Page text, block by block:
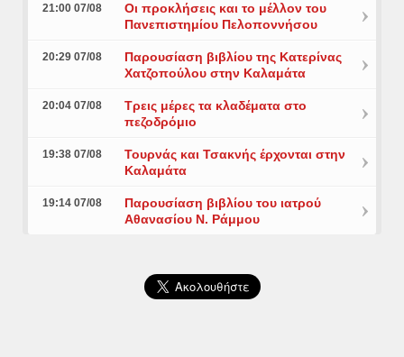
21:00 07/08
Οι προκλήσεις και το μέλλον του
Πανεπιστημίου Πελοποννήσου
20:29 07/08
Παρουσίαση βιβλίου της Κατερίνας
Χατζοπούλου στην Καλαμάτα
20:04 07/08
Τρεις μέρες τα κλαδέματα στο
πεζοδρόμιο
19:38 07/08
Τουρνάς και Τσακνής έρχονται στην
Καλαμάτα
19:14 07/08
Παρουσίαση βιβλίου του ιατρού
Αθανασίου Ν. Ράμμου